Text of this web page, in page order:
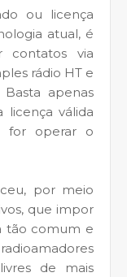
ou licença
atual, é
contatos via
rádio HT e
apenas
licença válida
for operar o
por meio
que impor
tão comum e
de mais